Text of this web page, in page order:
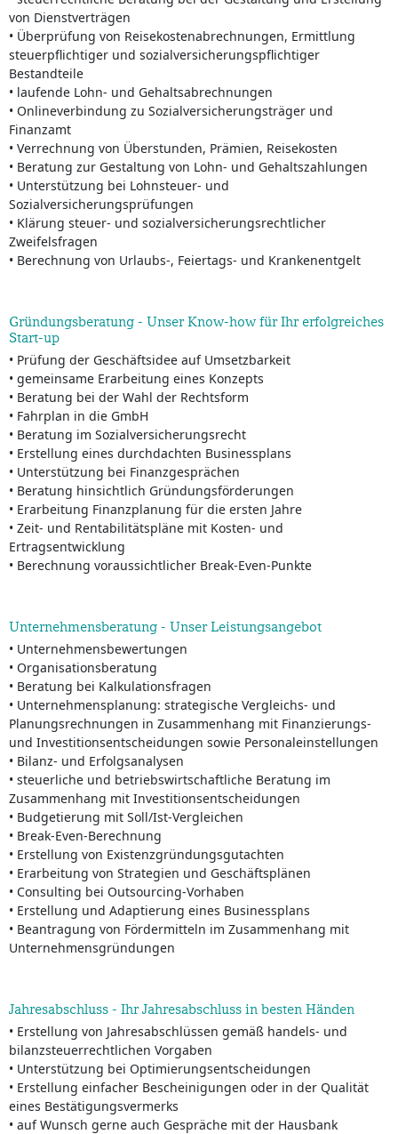
von Dienstverträgen
• Überprüfung von Reisekostenabrechnungen, Ermittlung
steuerpflichtiger und sozialversicherungspflichtiger
Bestandteile
• laufende Lohn- und Gehaltsabrechnungen
• Onlineverbindung zu Sozialversicherungsträger und
Finanzamt
• Verrechnung von Überstunden, Prämien, Reisekosten
• Beratung zur Gestaltung von Lohn- und Gehaltszahlungen
• Unterstützung bei Lohnsteuer- und
Sozialversicherungsprüfungen
• Klärung steuer- und sozialversicherungsrechtlicher
Zweifelsfragen
• Berechnung von Urlaubs-, Feiertags- und Krankenentgelt
Gründungsberatung - Unser Know-how für Ihr erfolgreiches
Start-up
• Prüfung der Geschäftsidee auf Umsetzbarkeit
• gemeinsame Erarbeitung eines Konzepts
• Beratung bei der Wahl der Rechtsform
• Fahrplan in die GmbH
• Beratung im Sozialversicherungsrecht
• Erstellung eines durchdachten Businessplans
• Unterstützung bei Finanzgesprächen
• Beratung hinsichtlich Gründungsförderungen
• Erarbeitung Finanzplanung für die ersten Jahre
• Zeit- und Rentabilitätspläne mit Kosten- und
Ertragsentwicklung
• Berechnung voraussichtlicher Break-Even-Punkte
Unternehmensberatung - Unser Leistungsangebot
• Unternehmensbewertungen
• Organisationsberatung
• Beratung bei Kalkulationsfragen
• Unternehmensplanung: strategische Vergleichs- und
Planungsrechnungen in Zusammenhang mit Finanzierungs-
und Investitionsentscheidungen sowie Personaleinstellungen
• Bilanz- und Erfolgsanalysen
• steuerliche und betriebswirtschaftliche Beratung im
Zusammenhang mit Investitionsentscheidungen
• Budgetierung mit Soll/Ist-Vergleichen
• Break-Even-Berechnung
• Erstellung von Existenzgründungsgutachten
• Erarbeitung von Strategien und Geschäftsplänen
• Consulting bei Outsourcing-Vorhaben
• Erstellung und Adaptierung eines Businessplans
• Beantragung von Fördermitteln im Zusammenhang mit
Unternehmensgründungen
Jahresabschluss - Ihr Jahresabschluss in besten Händen
• Erstellung von Jahresabschlüssen gemäß handels- und
bilanzsteuerrechtlichen Vorgaben
• Unterstützung bei Optimierungsentscheidungen
• Erstellung einfacher Bescheinigungen oder in der Qualität
eines Bestätigungsvermerks
• auf Wunsch gerne auch Gespräche mit der Hausbank